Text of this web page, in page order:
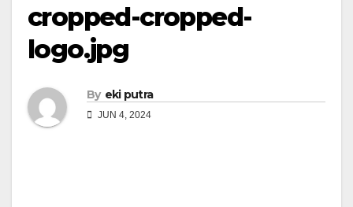
cropped-cropped-
logo.jpg
By eki putra
JUN 4, 2024